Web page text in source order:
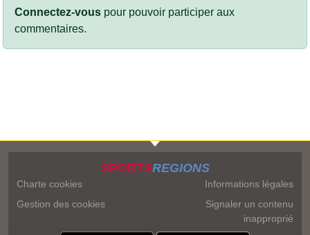
Connectez-vous pour pouvoir participer aux
commentaires.
SPORTSREGIONS
Charte cookies
Gestion des cookies
Informations légales
Signaler un contenu
inapproprié